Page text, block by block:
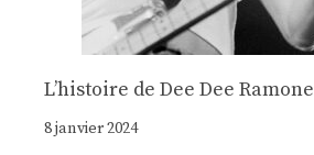
Lʼhistoire de Dee Dee Ramone
8 janvier 2024